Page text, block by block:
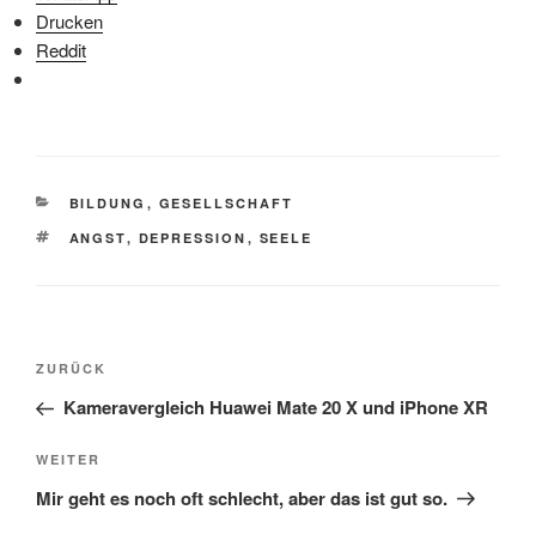
Drucken
Reddit
KATEGORIEN
BILDUNG , GESELLSCHAFT
SCHLAGWÖRTER
ANGST, DEPRESSION , SEELE
Beitragsnavigation
Vorheriger
Beitrag
ZURÜCK
Kameravergleich Huawei Mate 20 X und iPhone XR
Nächster
Beitrag
WEITER
Mir geht es noch oft schlecht, aber das ist gut so.